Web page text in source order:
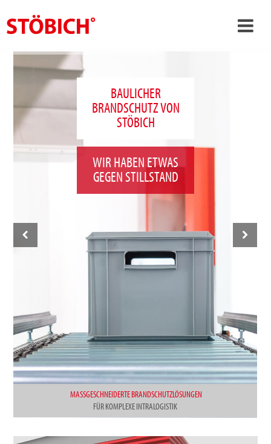
Über uns
Lösungen
Themenwelten
Kontakt
MASSGESCHNEIDERTE BRANDSCHUTZLÖSUNGEN
BAULICHER
BRANDSCHUTZ VON
STÖBICH
FÜR KOMPLEXE INTRALOGISTIK
WIR HABEN ETWAS
GEGEN STILLSTAND